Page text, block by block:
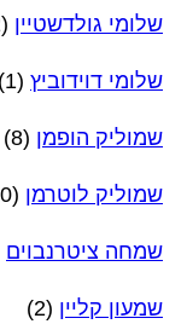
שלומי גולדשטיין (2)
שלומי דוידוביץ (1)
שמוליק הופמן (8)
שמוליק לוטרמן (10)
שמחה ציטרנבוים
שמעון קליין (2)